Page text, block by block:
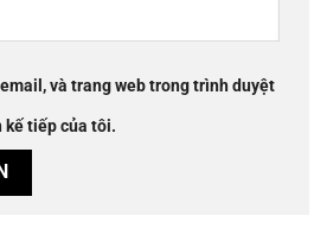
và trang web trong trình duyệt
kế tiếp của tôi.